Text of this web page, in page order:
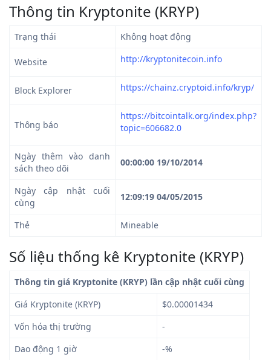
Thông tin Kryptonite (KRYP)
Trạng thái Không hoạt động
Website http://kryptonitecoin.info
Block Explorer https://chainz.cryptoid.info/kryp/
Thông báo
https://bitcointalk.org/index.php?
topic=606682.0
Ngày thêm vào danh
sách theo dõi
00:00:00 19/10/2014
Ngày cập nhật cuối
cùng
12:09:19 04/05/2015
Thẻ Mineable
Số liệu thống kê Kryptonite (KRYP)
Thông tin giá Kryptonite (KRYP) lần cập nhật cuối cùng
Giá Kryptonite (KRYP)
$0.00001434
Vốn hóa thị trường
-
Dao động 1 giờ
-%